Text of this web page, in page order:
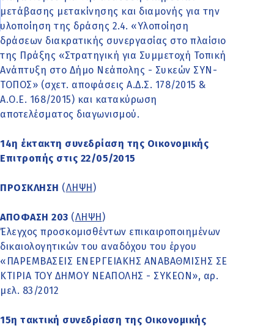
μετάβασης μετακίνησης και διαμονής για την
υλοποίηση της δράσης 2.4. «Υλοποίηση
δράσεων διακρατικής συνεργασίας στο πλαίσιο
της Πράξης «Στρατηγική για Συμμετοχή Τοπική
Ανάπτυξη στο Δήμο Νεάπολης - Συκεών ΣΥΝ-
ΤΟΠΟΣ» (σχετ. αποφάσεις Α.Δ.Σ. 178/2015 &
Α.Ο.Ε. 168/2015) και κατακύρωση
αποτελέσματος διαγωνισμού.
14η έκτακτη συνεδρίαση της Οικονομικής
Επιτροπής στις 22/05/2015
ΠΡΟΣΚΛΗΣΗ (ΛΗΨΗ )
ΑΠΟΦΑΣΗ 203 (ΛΗΨΗ )
Έλεγχος προσκομισθέντων επικαιροποιημένων
δικαιολογητικών του αναδόχου του έργου
«ΠΑΡΕΜΒΑΣΕΙΣ ΕΝΕΡΓΕΙΑΚΗΣ ΑΝΑΒΑΘΜΙΣΗΣ ΣΕ
ΚΤΙΡΙΑ ΤΟΥ ΔΗΜΟΥ ΝΕΑΠΟΛΗΣ - ΣΥΚΕΩΝ», αρ.
μελ. 83/2012
15η τακτική συνεδρίαση της Οικονομικής